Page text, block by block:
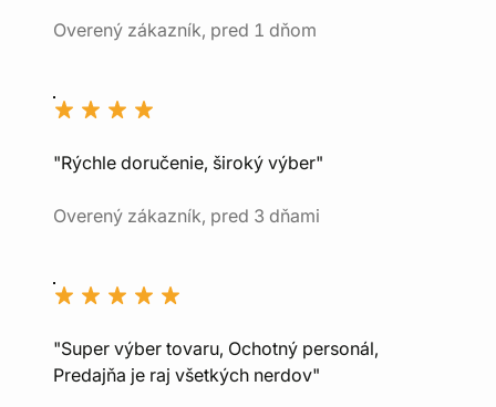
Overený zákazník, pred 1 dňom
"Rýchle doručenie, široký výber"
Overený zákazník, pred 3 dňami
"Super výber tovaru, Ochotný personál,
Predajňa je raj všetkých nerdov"